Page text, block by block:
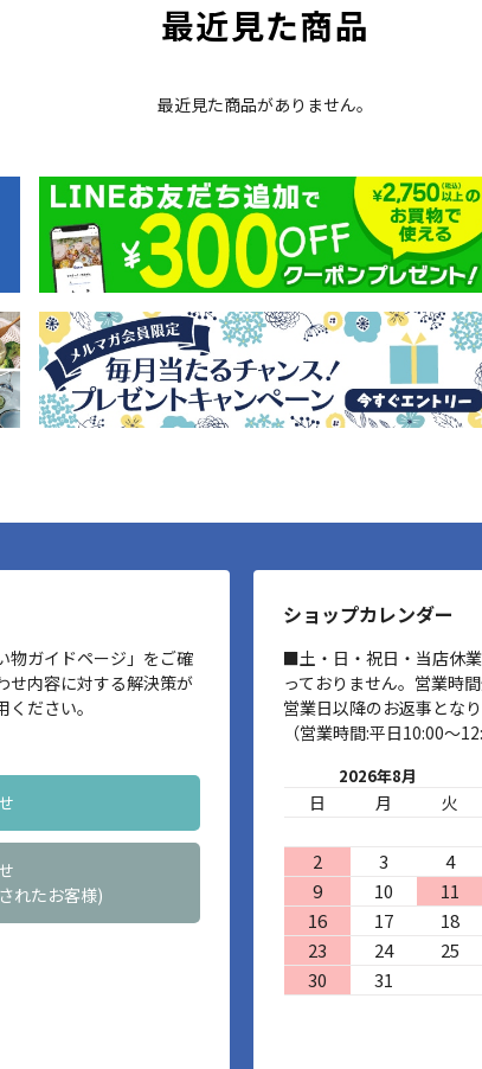
最近見た商品
最近見た商品がありません。
物ガイドページ」をご確
せ内容に対する解決策が
ださい。
れたお客様)
ショップカレンダー
■土・日・祝日・当店休
っておりません。営業時
営業日以降のお返事となり
（営業時間:平日10:00～
2026年8月
日 月 火
2
3 4
9
10 11
16
17 18
23
24 25
30
31